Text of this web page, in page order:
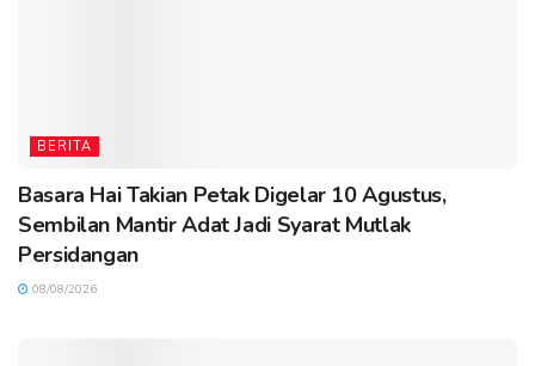
BERITA
Basara Hai Takian Petak Digelar 10 Agustus,
Sembilan Mantir Adat Jadi Syarat Mutlak
Persidangan
08/08/2026